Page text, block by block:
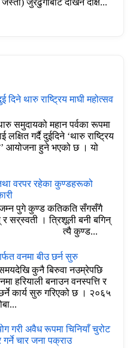
जुरेढुंगाबाट देखिने दक्षि...
दिने थारु राष्ट्रिय माघी महोत्सव
समुदायको महान पर्वका रूपमा
लक्षित गर्दै दुईदिने ‘थारु राष्ट्रिय
आयोजना हुने भएको छ । यो
वरपर रहेका कुण्डहरूको
पुगे कुण्ड कतिकति सँगसँगै
सर्‌स्वती । त्रिशूली बनी बगिन्
शान त्यै कुण्ड...
वनमा बीउ छर्न सुरु
कुनै बिरुवा नउम्रेपछि
हरियाली बनाउन वनस्पत्ति र
कार्य सुरु गरिएको छ । २०६५
गरी अवैध रूपमा चिनियाँ चुरोट
चार जना पक्राउ